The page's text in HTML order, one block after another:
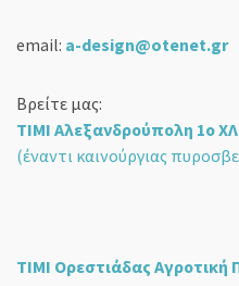
email: a-design@otenet.gr
Βρείτε μας:
ΤΙΜΙ Αλεξανδρούπολη 1ο
(έναντι καινούργιας
ΤΙΜΙ Ορεστιάδας Αγροτική